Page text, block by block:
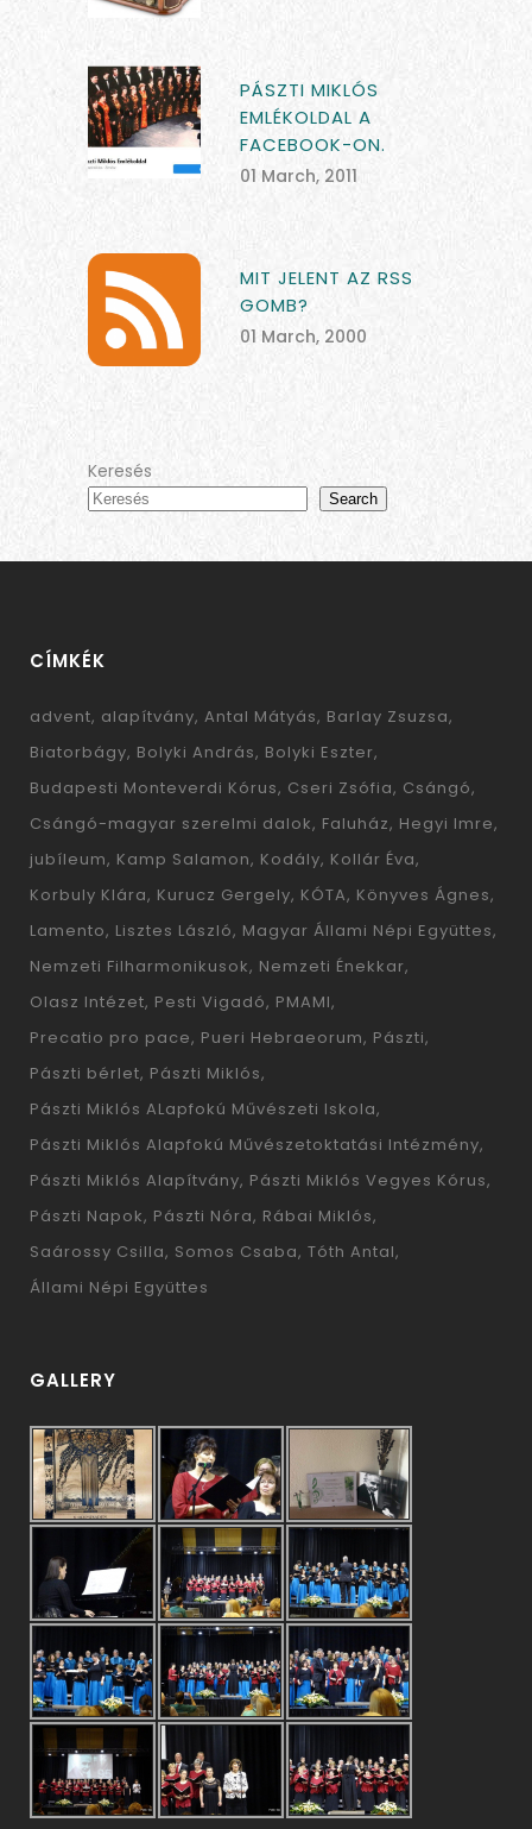
PÁSZTI MIKLÓS
EMLÉKOLDAL A
FACEBOOK-ON.
01 March, 2011
MIT JELENT AZ RSS
GOMB?
01 March, 2000
Keresés
Search
CÍMKÉK
advent alapítvány Antal Mátyás Barlay Zsuzsa
Biatorbágy Bolyki András Bolyki Eszter
Budapesti Monteverdi Kórus Cseri Zsófia Csángó
Csángó-magyar szerelmi dalok Faluház Hegyi Imre
jubíleum Kamp Salamon Kodály Kollár Éva
Korbuly Klára Kurucz Gergely KÓTA Könyves Ágnes
Lamento Lisztes László Magyar Állami Népi Együttes
Nemzeti Filharmonikusok Nemzeti Énekkar
Olasz Intézet Pesti Vigadó PMAMI
Precatio pro pace Pueri Hebraeorum Pászti
Pászti bérlet Pászti Miklós
Pászti Miklós ALapfokú Művészeti Iskola
Pászti Miklós Alapfokú Művészetoktatási Intézmény
Pászti Miklós Alapítvány Pászti Miklós Vegyes Kórus
Pászti Napok Pászti Nóra Rábai Miklós
Saárossy Csilla Somos Csaba Tóth Antal
Állami Népi Együttes
GALLERY